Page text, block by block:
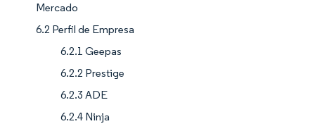
Mercado
6.2 Perfil de Empresa
6.2.1 Geepas
6.2.2 Prestige
6.2.3 ADE
6.2.4 Ninja